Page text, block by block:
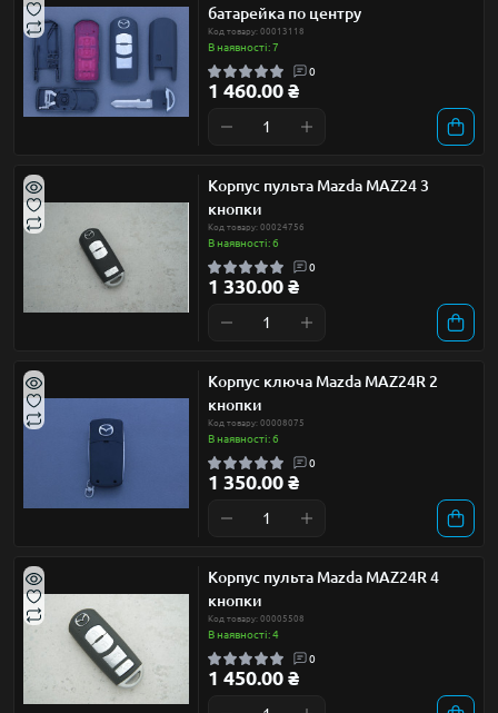
батарейка по центру
Код товару: 00013118
В наявності: 7
0
1 460.00 ₴
Корпус пульта Mazda MAZ24 3
кнопки
Код товару: 00024756
В наявності: 6
0
1 330.00 ₴
Корпус ключа Mazda MAZ24R 2
кнопки
Код товару: 00008075
В наявності: 6
0
1 350.00 ₴
Корпус пульта Mazda MAZ24R 4
кнопки
Код товару: 00005508
В наявності: 4
0
1 450.00 ₴